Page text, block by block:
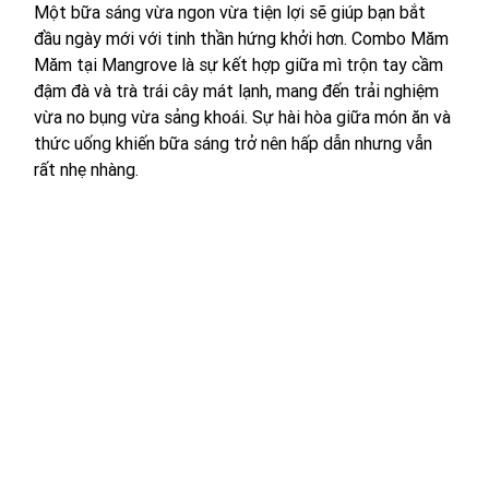
Một bữa sáng vừa ngon vừa tiện lợi sẽ giúp bạn bắt
đầu ngày mới với tinh thần hứng khởi hơn. Combo Măm
Măm tại Mangrove là sự kết hợp giữa mì trộn tay cầm
đậm đà và trà trái cây mát lạnh, mang đến trải nghiệm
vừa no bụng vừa sảng khoái. Sự hài hòa giữa món ăn và
thức uống khiến bữa sáng trở nên hấp dẫn nhưng vẫn
rất nhẹ nhàng.